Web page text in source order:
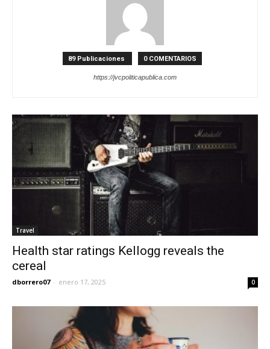
89 Publicaciones 0 COMENTARIOS
https://jvcpoliticapublica.com
Travel
Health star ratings Kellogg reveals the
cereal
dborrero07 - enero 17, 2025 0